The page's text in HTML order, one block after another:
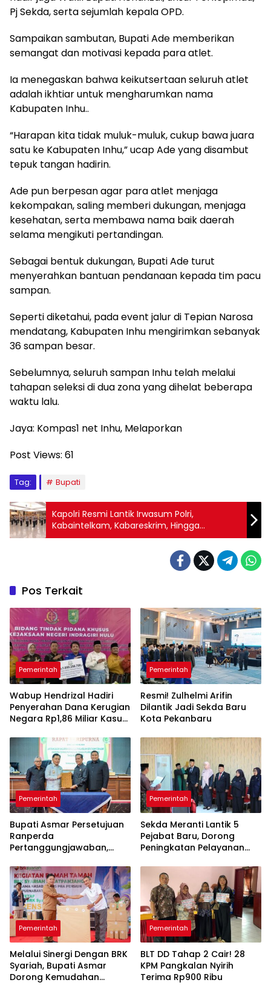
Pj Sekda, serta sejumlah kepala OPD.
Sampaikan sambutan, Bupati Ade memberikan
semangat dan motivasi kepada para atlet.
Ia menegaskan bahwa keikutsertaan seluruh atlet
adalah ikhtiar untuk mengharumkan nama
Kabupaten Inhu..
“Harapan kita tidak muluk-muluk, cukup bawa juara
satu ke Kabupaten Inhu,” ucap Ade yang disambut
tepuk tangan hadirin.
Ade pun berpesan agar para atlet menjaga
kekompakan, saling memberi dukungan, menjaga
kesehatan, serta membawa nama baik daerah
selama mengikuti pertandingan.
Sebagai bentuk dukungan, Bupati Ade turut
menyerahkan bantuan pendanaan kepada tim pacu
sampan.
Seperti diketahui, pada event jalur di Tepian Narosa
mendatang, Kabupaten Inhu mengirimkan sebanyak
36 sampan besar.
Sebelumnya, seluruh sampan Inhu telah melalui
tahapan seleksi di dua zona yang dihelat beberapa
waktu lalu.
Jaya: Kompas1 net Inhu, Melaporkan
Post Views: 61
Tag: Bupati
Kapolri Resmi Lantik Irwasum Polri,
Kabaintelkam, Kabareskrim, Hingga
Sejumlah Kapolda
Pos Terkait
Pemerintah
Wabup Hendrizal Hadiri
Penyerahan Dana Kerugian
Negara Rp1,86 Miliar Kasus
Pemerintah
Resmi! Zulhelmi Arifin
Dilantik Jadi Sekda Baru
Kota Pekanbaru
Pemerintah
Bupati Asmar Persetujuan
Ranperda
Pertanggungjawaban,
Pemkab dan DPRD
Pemerintah
Sekda Meranti Lantik 5
Pejabat Baru, Dorong
Peningkatan Pelayanan
Pemerintah
Melalui Sinergi Dengan BRK
Syariah, Bupati Asmar
Dorong Kemudahan
Pemerintah
BLT DD Tahap 2 Cair! 28
KPM Pangkalan Nyirih
Terima Rp900 Ribu